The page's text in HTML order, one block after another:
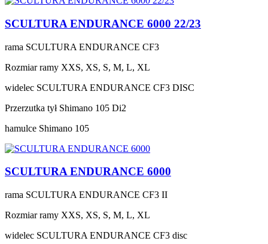
SCULTURA ENDURANCE 6000 22/23
rama SCULTURA ENDURANCE CF3
Rozmiar ramy XXS, XS, S, M, L, XL
widelec SCULTURA ENDURANCE CF3 DISC
Przerzutka tył Shimano 105 Di2
hamulce Shimano 105
SCULTURA ENDURANCE 6000
rama SCULTURA ENDURANCE CF3 II
Rozmiar ramy XXS, XS, S, M, L, XL
widelec SCULTURA ENDURANCE CF3 disc